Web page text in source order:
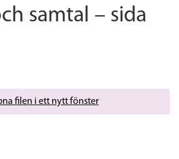
samtal – sida
filen i ett nytt fönster